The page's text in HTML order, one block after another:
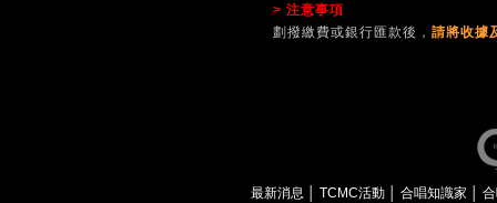
> 注意事項
劃撥繳費或銀行匯款後， 請將收據
最新消息 TCMC活動 合唱知識家